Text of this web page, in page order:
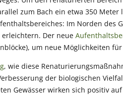
zum Bach ein etwa 350 Meter
Im Norden des
Der neue
um neue Möglichkeiten
, wie diese
der biologischen
Gewässer wirken sich positiv